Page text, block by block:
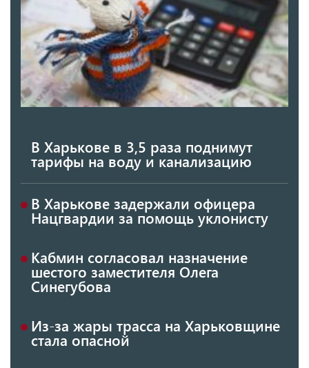
В Харькове в 3,5 раза поднимут
тарифы на воду и канализацию
В Харькове задержали офицера
Нацгвардии за помощь уклонисту
Кабмин согласовал назначение
шестого заместителя Олега
Синегубова
Из-за жары трасса на Харьковщине
стала опасной